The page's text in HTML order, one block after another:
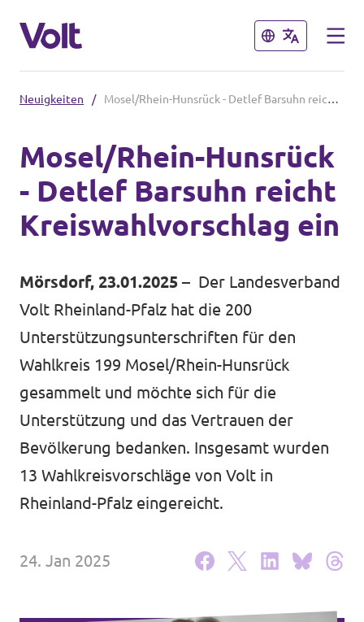
Schließen
Homepage
Lokale Teams
Videos & Reels
Volt in Deutschland
Website
Volt in deinem Bundesland
Volt Deutschland Merchandise Shop
Schließen
Programm
Über Volt
Menschen
Neuigkeiten
Unsere Events
Mache bei uns mit!
Jobs bei Volt RLP
Videos & Reels
Neuigkeiten / Mosel/Rhein-Hunsrück - Detlef Barsuhn reicht Kreiswahlvorschlag ein
Mosel/Rhein-Hunsrück
- Detlef Barsuhn reicht
Kreiswahlvorschlag ein
Mörsdorf, 23.01.2025 – Der Landesverband
Volt Rheinland-Pfalz hat die 200
Unterstützungsunterschriften für den
Wahlkreis 199 Mosel/Rhein-Hunsrück
gesammelt und möchte sich für die
Unterstützung und das Vertrauen der
Bevölkerung bedanken. Insgesamt wurden
13 Wahlkreisvorschläge von Volt in
Rheinland-Pfalz eingereicht.
24. Jan 2025